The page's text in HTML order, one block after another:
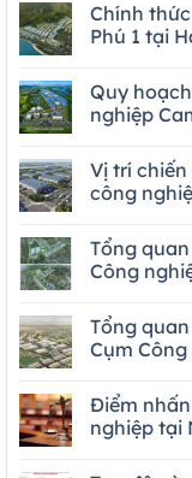
Chính
Phú 1 tại
Quy
nghiệp
Vị trí
công
Tổng
Công
Tổng
Cụm
Điểm
nghiệp tại